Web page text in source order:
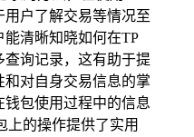
户了解交易等情况至
清晰知晓如何在TP
询记录，这有助于提
对自身交易信息的掌
包使用过程中的信息
上的操作提供了实用